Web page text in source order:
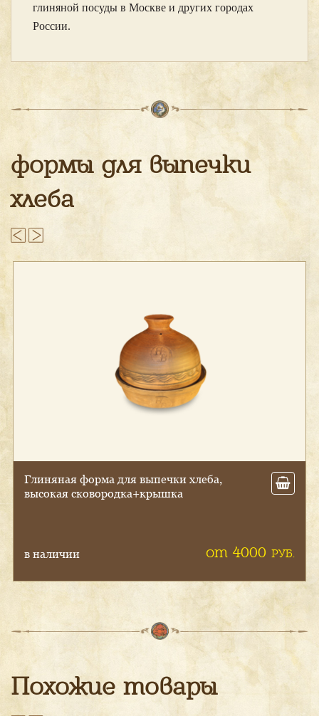
глиняной посуды в Москве и других городах
России.
формы для выпечки
хлеба
Гли­няная фор­ма для вы­печ­ки хле­ба,
вы­сокая ско­вород­ка+крыш­ка
в наличии от 4000 РУБ.
Похожие товары